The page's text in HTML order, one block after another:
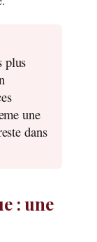
plus
une
dans
: une